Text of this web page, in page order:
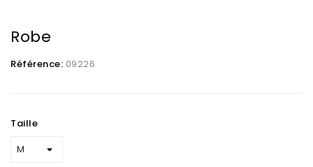
Robe
Référence: 09226
Taille